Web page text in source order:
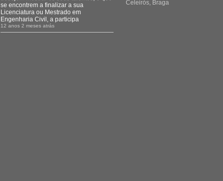
se encontrem a finalizar a sua
Licenciatura ou Mestrado em
Engenharia Civil, a participa
12 anos 2 meses atrás
Celeirós, Braga